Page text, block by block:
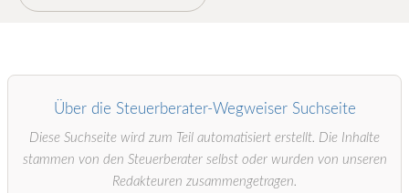
Über die Steuerberater-Wegweiser Suchseite
Diese Suchseite wird zum Teil automatisiert erstellt. Die Inhalte
stammen von den Steuerberater selbst oder wurden von unseren
Redakteuren zusammengetragen.